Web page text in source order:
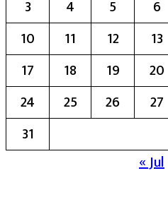
3 4 5 6
10
11 12 13
17
18 19 20
24
25 26 27
31
« Jul